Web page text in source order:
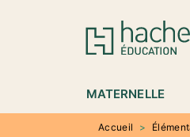
MENU
MATERNELLE
Accueil >